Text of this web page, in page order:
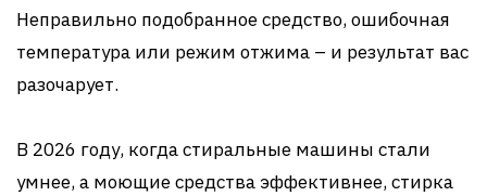
Неправильно подобранное средство, ошибочная
температура или режим отжима – и результат вас
разочарует.
В 2026 году, когда стиральные машины стали
умнее, а моющие средства эффективнее, стирка